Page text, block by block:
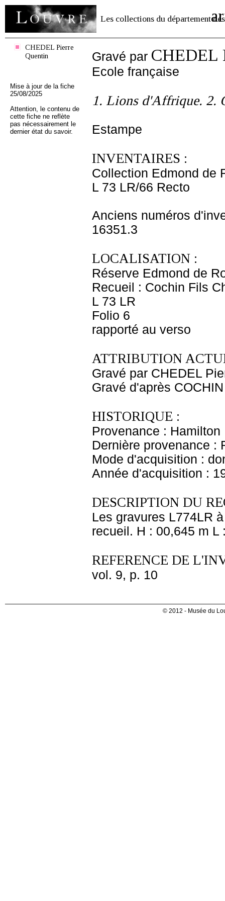
Les collections du département des
CHEDEL Pierre
Quentin
Mise à jour de la fiche
25/08/2025
Attention, le contenu de
cette fiche ne reflète
pas nécessairement le
dernier état du savoir.
Gravé par CHEDEL
Ecole française
1. Lions d'Affrique. 2.
Estampe
INVENTAIRES :
Collection Edmond de
L 73 LR/66 Recto
Anciens numéros
16351.3
LOCALISATION :
Réserve Edmond de
Recueil : Cochin Fils
L 73 LR
Folio 6
rapporté au verso
ATTRIBUTION
Gravé par CHEDEL
Gravé d'après
HISTORIQUE :
Provenance : Hamilton
Dernière provenance :
Mode d'acquisition :
Année d'acquisition :
DESCRIPTION DU
Les gravures L774LR
recueil. H : 00,645 m L
REFERENCE DE
vol. 9, p. 10
© 2012 - Musée du